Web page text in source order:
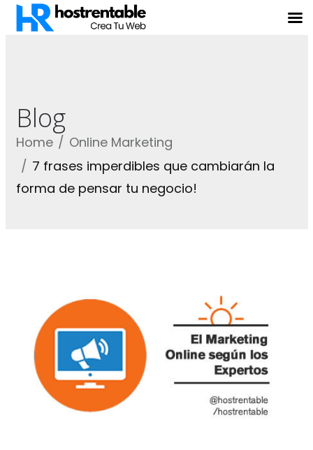
Blog
Home
Online Marketing
7 frases imperdibles que cambiarán la
forma de pensar tu negocio!